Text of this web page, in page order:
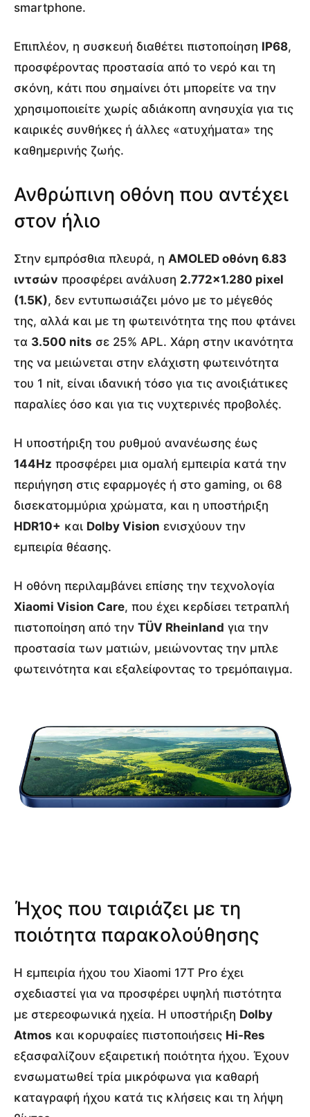
smartphone.
Επιπλέον, η συσκευή διαθέτει πιστοποίηση IP68,
προσφέροντας προστασία από το νερό και τη
σκόνη, κάτι που σημαίνει ότι μπορείτε να την
χρησιμοποιείτε χωρίς αδιάκοπη ανησυχία για τις
καιρικές συνθήκες ή άλλες «ατυχήματα» της
καθημερινής ζωής.
Ανθρώπινη οθόνη που αντέχει
στον ήλιο
Στην εμπρόσθια πλευρά, η AMOLED οθόνη 6.83
ιντσών προσφέρει ανάλυση 2.772×1.280 pixel
(1.5K), δεν εντυπωσιάζει μόνο με το μέγεθός
της, αλλά και με τη φωτεινότητα της που φτάνει
τα 3.500 nits σε 25% APL. Χάρη στην ικανότητα
της να μειώνεται στην ελάχιστη φωτεινότητα
του 1 nit, είναι ιδανική τόσο για τις ανοιξιάτικες
παραλίες όσο και για τις νυχτερινές προβολές.
Η υποστήριξη του ρυθμού ανανέωσης έως
144Hz προσφέρει μια ομαλή εμπειρία κατά την
περιήγηση στις εφαρμογές ή στο gaming, οι 68
δισεκατομμύρια χρώματα, και η υποστήριξη
HDR10+ και Dolby Vision ενισχύουν την
εμπειρία θέασης.
Η οθόνη περιλαμβάνει επίσης την τεχνολογία
Xiaomi Vision Care, που έχει κερδίσει τετραπλή
πιστοποίηση από την TÜV Rheinland για την
προστασία των ματιών, μειώνοντας την μπλε
φωτεινότητα και εξαλείφοντας το τρεμόπαιγμα.
Ήχος που ταιριάζει με τη
ποιότητα παρακολούθησης
Η εμπειρία ήχου του Xiaomi 17T Pro έχει
σχεδιαστεί για να προσφέρει υψηλή πιστότητα
με στερεοφωνικά ηχεία. Η υποστήριξη Dolby
Atmos και κορυφαίες πιστοποιήσεις Hi-Res
εξασφαλίζουν εξαιρετική ποιότητα ήχου. Έχουν
ενσωματωθεί τρία μικρόφωνα για καθαρή
καταγραφή ήχου κατά τις κλήσεις και τη λήψη